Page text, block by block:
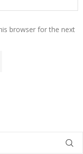
browser for the next